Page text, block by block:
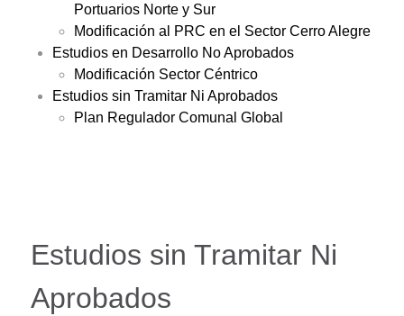
Portuarios Norte y Sur
Modificación al PRC en el Sector Cerro Alegre
Estudios en Desarrollo No Aprobados
Modificación Sector Céntrico
Estudios sin Tramitar Ni Aprobados
Plan Regulador Comunal Global
Estudios sin Tramitar Ni
Aprobados